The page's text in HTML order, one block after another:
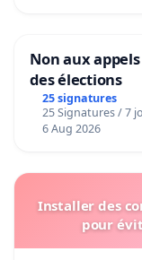
Non aux
des élections
25 signatures
25 Signatures / 7
6 Aug 2026
Installer des
pour